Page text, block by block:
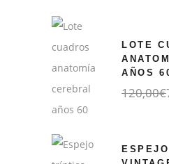
LOTE
AÑOS
120,00€
El
precio
El
precio